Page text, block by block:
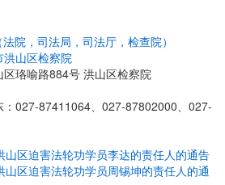
院，司法局，司法厅，检查院）
山区检察院
珞喻路884号 洪山区检察院
：027-87411064、027-87802000、027-
山区迫害法轮功学员李达的责任人的通告
山区迫害法轮功学员周锡坤的责任人的通